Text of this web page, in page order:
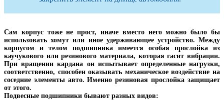
Сам корпус тоже не прост, иначе вместо него можно было бы
использовать хомут или иное удерживающее устройство. Между
корпусом и телом подшипника имеется особая прослойка из
каучукового или резинового материала, которая гасит вибрации.
При вращении кардана он испытывает определенные нагрузки,
соответственно, способен оказывать механическое воздействие на
соседние элементы авто. Именно резиновая прослойка защищает
от этого.
Подвесные подшипники бывают разных видов: